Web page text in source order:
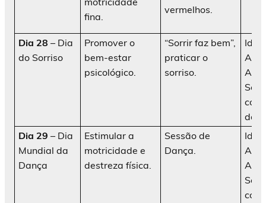
fina.
vermelhos.
Dia 28 – Dia
do Sorriso
Promover o
bem-estar
psicológico.
“Sorrir faz bem”,
praticar o
sorriso.
da
Dia 29 – Dia
Mundial da
Dança
Estimular a
motricidade e
destreza física.
Sessão de
Dança.